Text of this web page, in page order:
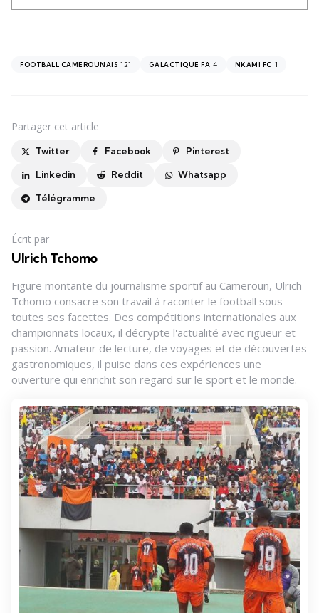
FOOTBALL CAMEROUNAIS 121 GALACTIQUE FA 4 NKAMI FC 1
Partager cet article
Twitter Facebook Pinterest
Linkedin Reddit Whatsapp
Télégramme
Écrit par
Ulrich Tchomo
Figure montante du journalisme sportif au Cameroun, Ulrich
Tchomo consacre son travail à raconter le football sous
toutes ses facettes. Des compétitions internationales aux
championnats locaux, il décrypte l'actualité avec rigueur et
passion. Amateur de lecture, de voyages et de découvertes
gastronomiques, il puise dans ces expériences une
ouverture qui enrichit son regard sur le sport et le monde.